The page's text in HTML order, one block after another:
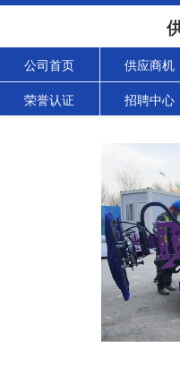
公司首页 供应商机
荣誉认证 招聘中心